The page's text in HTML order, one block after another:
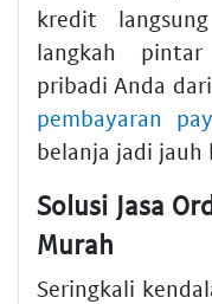
kredit
langkah
pribadi Anda
pembayaran
belanja jadi jauh
Solusi Jasa
Murah
Seringkali